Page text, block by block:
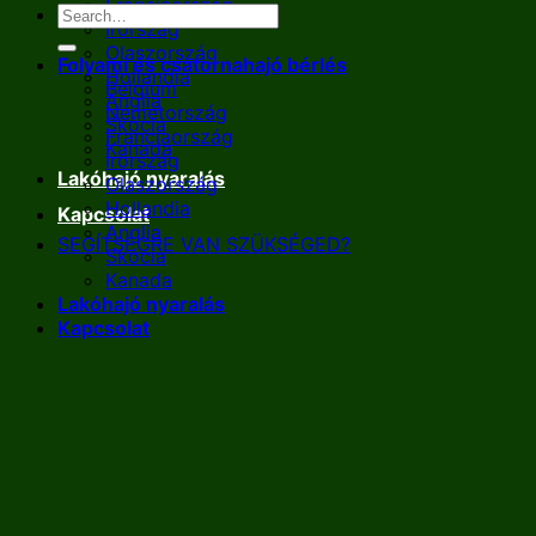
Franciaország
Írország
Olaszország
Hollandia
Anglia
Skócia
Kanada
Lakóhajó nyaralás
Kapcsolat
SEGÍTSÉGRE VAN SZÜKSÉGED?
Folyami és csatornahajó bérlés
Belgium
Németország
Franciaország
Írország
Olaszország
Hollandia
Anglia
Skócia
Kanada
Lakóhajó nyaralás
Kapcsolat